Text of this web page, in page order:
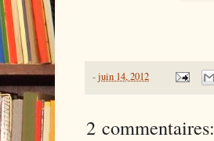
-juin 14, 2012
2 commentaires: